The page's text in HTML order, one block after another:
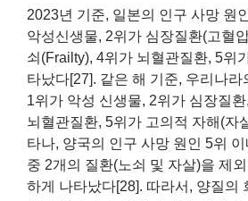
2023년 기준, 일본의 인구 사망 원
악성신생물, 2위가 심장질환(고혈
쇠(Frailty), 4위가 뇌혈관질환, 5위
타났다[27]. 같은 해 기준, 우리나라
1위가 악성 신생물, 2위가 심장질
뇌혈관질환, 5위가 고의적 자해(자
타나, 양국의 인구 사망 원인 5위
중 2개의 질환(노쇠 및 자살)을 제
하게 나타났다[28]. 따라서, 양질의